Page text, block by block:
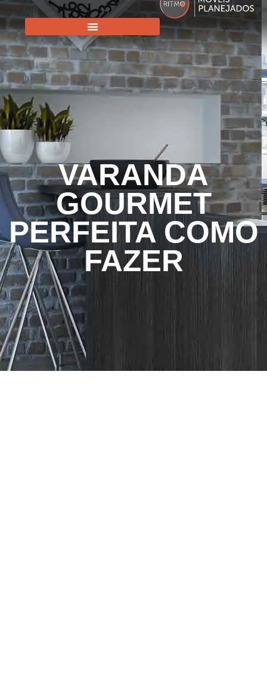
VARANDA
GOURMET
PERFEITA COMO
FAZER